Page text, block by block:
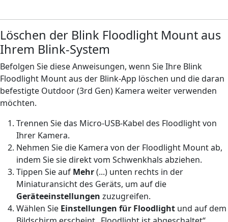
Löschen der Blink Floodlight Mount aus
Ihrem Blink-System
Befolgen Sie diese Anweisungen, wenn Sie Ihre Blink
Floodlight Mount aus der Blink-App löschen und die daran
befestigte Outdoor (3rd Gen) Kamera weiter verwenden
möchten.
Trennen Sie das Micro-USB-Kabel des Floodlight von
Ihrer Kamera.
Nehmen Sie die Kamera von der Floodlight Mount ab,
indem Sie sie direkt vom Schwenkhals abziehen.
Tippen Sie auf Mehr(...) unten rechts in der
Miniaturansicht des Geräts, um auf die
Geräteeinstellungen zuzugreifen.
Wählen Sie Einstellungen für Floodlight und auf dem